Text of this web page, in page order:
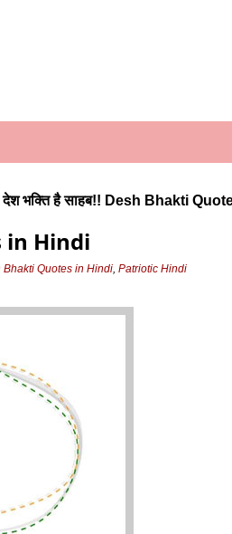
देश भक्ति है साहब!! Desh Bhakti
in Hindi
Bhakti Quotes in Hindi, Patriotic Hindi